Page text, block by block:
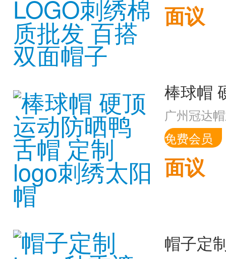
面议
广州冠达
免费会员
面议